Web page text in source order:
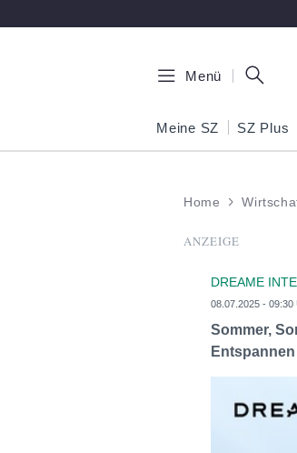
Menü
Meine SZ SZ Plus
Home
ANZEIGE
DREAME
08.07.2025 - 09:30
Sommer,